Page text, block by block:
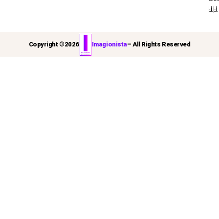
μ.μ.
μ.μ.
Copyright ©2026 Imagionista– All Rights Reserved